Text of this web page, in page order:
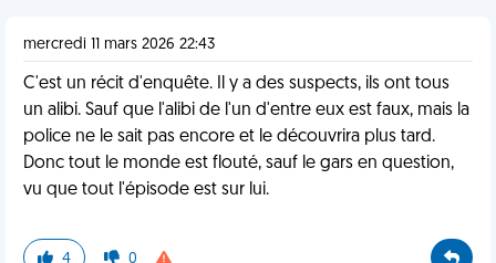
mercredi 11 mars 2026 22:43
C'est un récit d'enquête. Il y a des suspects, ils ont tous
un alibi. Sauf que l'alibi de l'un d'entre eux est faux, mais la
police ne le sait pas encore et le découvrira plus tard.
Donc tout le monde est flouté, sauf le gars en question,
vu que tout l'épisode est sur lui.
4 0